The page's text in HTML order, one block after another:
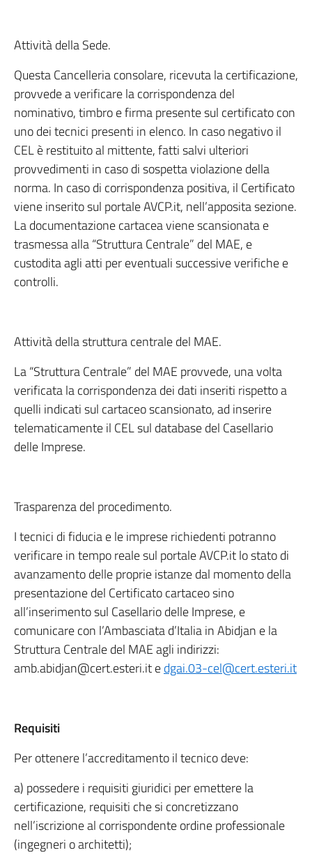
Attività della Sede.
Questa Cancelleria consolare, ricevuta la certificazione,
provvede a verificare la corrispondenza del
nominativo, timbro e firma presente sul certificato con
uno dei tecnici presenti in elenco. In caso negativo il
CEL è restituito al mittente, fatti salvi ulteriori
provvedimenti in caso di sospetta violazione della
norma. In caso di corrispondenza positiva, il Certificato
viene inserito sul portale AVCP.it, nell’apposita sezione.
La documentazione cartacea viene scansionata e
trasmessa alla “Struttura Centrale” del MAE, e
custodita agli atti per eventuali successive verifiche e
controlli.
Attività della struttura centrale del MAE.
La “Struttura Centrale” del MAE provvede, una volta
verificata la corrispondenza dei dati inseriti rispetto a
quelli indicati sul cartaceo scansionato, ad inserire
telematicamente il CEL sul database del Casellario
delle Imprese.
Trasparenza del procedimento.
I tecnici di fiducia e le imprese richiedenti potranno
verificare in tempo reale sul portale AVCP.it lo stato di
avanzamento delle proprie istanze dal momento della
presentazione del Certificato cartaceo sino
all’inserimento sul Casellario delle Imprese, e
comunicare con l’Ambasciata d’Italia in Abidjan e la
Struttura Centrale del MAE agli indirizzi:
amb.abidjan@cert.esteri.it edgai.03-cel@cert.esteri.it
Requisiti
Per ottenere l’accreditamento il tecnico deve:
a) possedere i requisiti giuridici per emettere la
certificazione, requisiti che si concretizzano
nell’iscrizione al corrispondente ordine professionale
(ingegneri o architetti);